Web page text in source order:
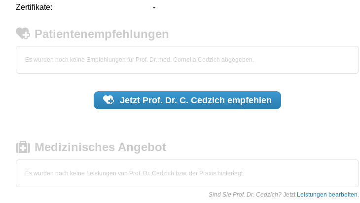
Zertifikate:
-
Patientenempfehlungen
Es wurden noch keine Empfehlungen für Prof. Dr. med. Cornelia Cedzich abgegeben.
Jetzt Prof. Dr. C. Cedzich empfehlen
Medizinisches Angebot
Es wurden noch keine Leistungen von Prof. Dr. Cedzich bzw. der Praxis hinterlegt.
Sind Sie Prof. Dr. Cedzich? Jetzt Leistungen bearbeiten.